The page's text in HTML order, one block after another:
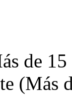
de 15
(Más